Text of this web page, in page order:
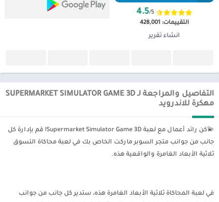
4.5/5
التقييمات: 428,001
انشاء تقرير
التفاصيل والمراجعة لـ SUPERMARKET SIMULATOR GAME 3D
مهكرة للاندرويد
💫كن رائد أعمال مع لعبة Supermarket Simulator Game 3D! قم بإدارة كل
جانب من جوانب متجر السوبر ماركت الخاص بك في لعبة محاكاة التسوق
ثلاثية الأبعاد الغامرة والواقعية هذه.
في لعبة المحاكاة ثلاثية الأبعاد الغامرة هذه، ستدير كل جانب من جوانب